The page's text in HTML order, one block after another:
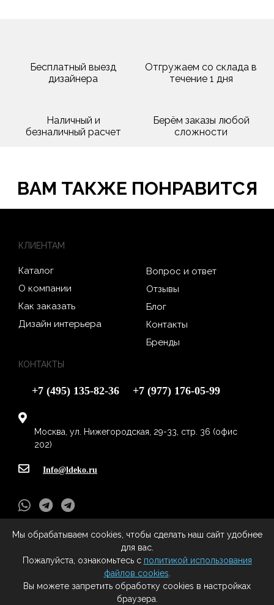
Бесплатный выезд
дизайнера
Отгружаем со склада в
течение 1 дня
Наличный и
безналичный расчет
Берём заказы любой
сложности
ВАМ ТАКЖЕ ПОНРАВИТСЯ
КЛИЕНТАМ
Каталог
О компании
Как заказать
Дизайн интерьера
Вопрос и ответ
Отзывы
Блог
Контакты
Бренды
КОНТАКТЫ
+7 (495) 135-82-36 +7 (977) 176-05-99
Москва, ул. Нижегородская, 29-33, стр. 36 (офис
202)
Info@ldeko.ru
L-Deko - Все права защищены (c) 2009 - 2020
Все права на материалы, находящиеся на сайте охраняются в
соответствии с законодательством РФ, в том числе, об авторском праве и
смежных правах. При любом использовании материалов сайта и
сателлитных проектов, гиперссылка на сайт правообладателя
Мы обрабатываем cookies, чтобы сделать наш сайт удобнее
для вас.
Пожалуйста, ознакомьтесь с политикой использования
файлов cookies
Вы можете запретить обработку cookies в настройках
браузера.